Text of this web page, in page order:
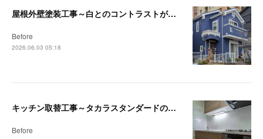
屋根外壁塗装工事～白とのコントラストが映える深みのあるブルーへ～【藤沢・茅ヶ崎リフォーム事例】
Before
2026.06.03 05:18
キッチン取替工事～タカラスタンダードの木製キッチン「リフィット」で快適なキッチンへ～【藤沢・茅ヶ崎リフォーム事例】
Before